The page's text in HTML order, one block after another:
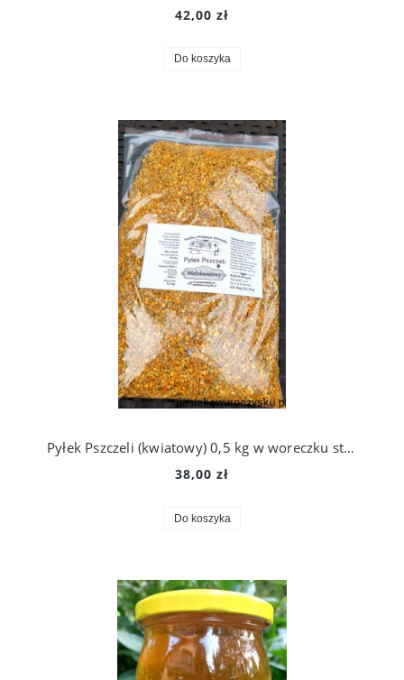
42,00 zł
Do koszyka
Pyłek Pszczeli (kwiatowy) 0,5 kg w woreczku strunowym. Najbardziej Odżywczy Produkt na świecie!
38,00 zł
Do koszyka